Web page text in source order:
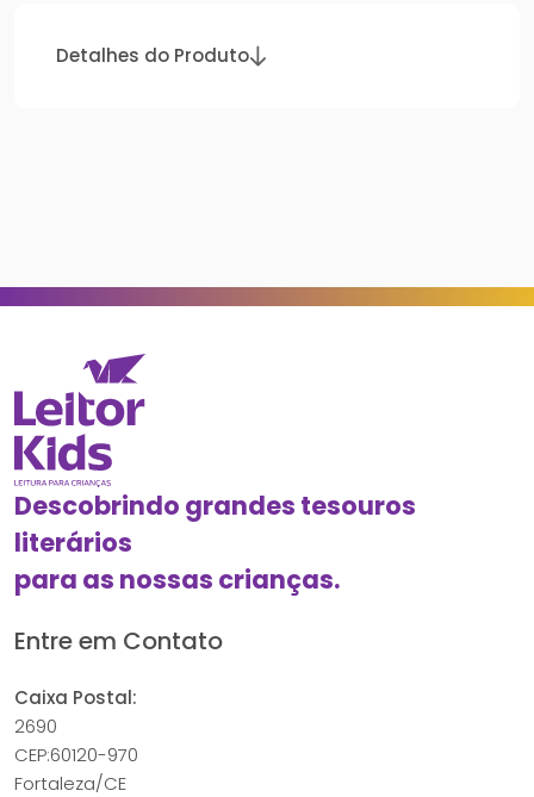
Detalhes do Produto
Descobrindo grandes tesouros
literários
para as nossas crianças.
Entre em Contato
Caixa Postal:
2690
CEP:60120-970
Fortaleza/CE